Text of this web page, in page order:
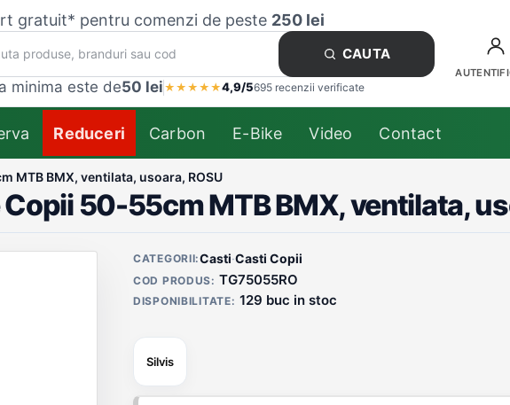
gratuit* pentru comenzi de peste 250 lei
CAUTA
minima este de50 lei ★ ★ ★ ★ ★4,9/5695 recenzii verificate
Reduceri Carbon E-Bike Video Contact
MTB BMX, ventilata, usoara, ROSU
Copii 50-55cm MTB BMX, ventilata,
Detalii produs
CATEGORII:Casti·Casti Copii
COD PRODUS: TG75055RO
DISPONIBILITATE: 129 buc in stoc
Silvis